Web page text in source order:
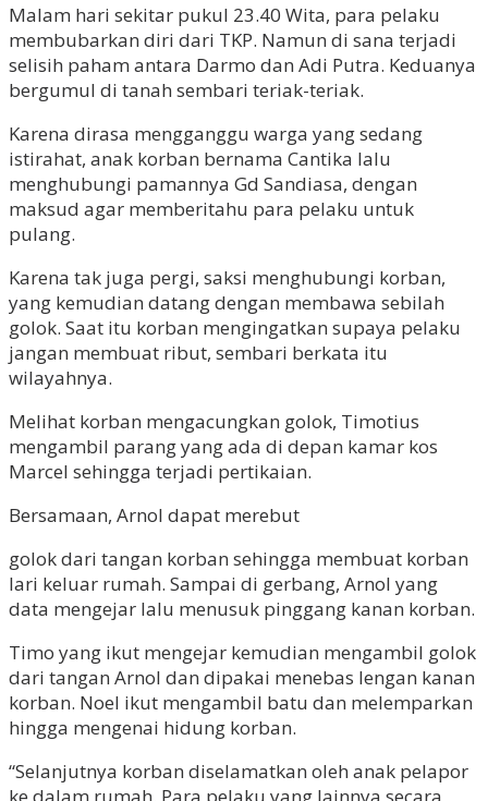
Malam hari sekitar pukul 23.40 Wita, para pelaku
membubarkan diri dari TKP. Namun di sana terjadi
selisih paham antara Darmo dan Adi Putra. Keduanya
bergumul di tanah sembari teriak-teriak.
Karena dirasa mengganggu warga yang sedang
istirahat, anak korban bernama Cantika lalu
menghubungi pamannya Gd Sandiasa, dengan
maksud agar memberitahu para pelaku untuk
pulang.
Karena tak juga pergi, saksi menghubungi korban,
yang kemudian datang dengan membawa sebilah
golok. Saat itu korban mengingatkan supaya pelaku
jangan membuat ribut, sembari berkata itu
wilayahnya.
Melihat korban mengacungkan golok, Timotius
mengambil parang yang ada di depan kamar kos
Marcel sehingga terjadi pertikaian.
Bersamaan, Arnol dapat merebut
golok dari tangan korban sehingga membuat korban
lari keluar rumah. Sampai di gerbang, Arnol yang
data mengejar lalu menusuk pinggang kanan korban.
Timo yang ikut mengejar kemudian mengambil golok
dari tangan Arnol dan dipakai menebas lengan kanan
korban. Noel ikut mengambil batu dan melemparkan
hingga mengenai hidung korban.
“Selanjutnya korban diselamatkan oleh anak pelapor
ke dalam rumah. Para pelaku yang lainnya secara